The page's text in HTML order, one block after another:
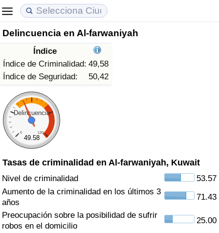
Delincuencia en Al-farwaniyah
Índice
Índice de Criminalidad: 49,58
Índice de Seguridad:
50,42
Delincuencia
0 120
49.58
Tasas de criminalidad en Al-farwaniyah, Kuwait
Nivel de criminalidad
53.57
Aumento de la criminalidad en los últimos 3
años
71.43
Preocupación sobre la posibilidad de sufrir
robos en el domicilio
25.00
Coste de vida
Índice de Costo de Vida (Actual)
Índice de Costo de Vida
Índice de costo de vida por país
en aqaba
Precios de las propiedades
Índice de Precios de Inmuebles (Actual)
Índice de Precios de Inmuebles
Índice de Precios de Inmuebles por País
Calidad de Vida
Índice de Calidad de Vida
Índice de Calidad de Vida (Actual)
Índice de calidad de vida por país
Delincuencia
Calificación del Índice de Criminalidad
(Actual)
Índice de Criminalidad
Índice de criminalidad por país